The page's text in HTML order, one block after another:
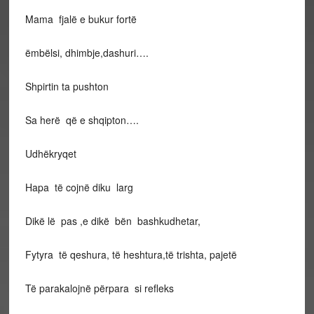
Mama fjalë e bukur fortë
ëmbëlsi, dhimbje,dashuri….
Shpirtin ta pushton
Sa herë që e shqipton….
Udhëkryqet
Hapa të cojnë diku larg
Dikë lë pas ,e dikë bën bashkudhetar,
Fytyra të qeshura, të heshtura,të trishta, pajetë
Të parakalojnë përpara si refleks